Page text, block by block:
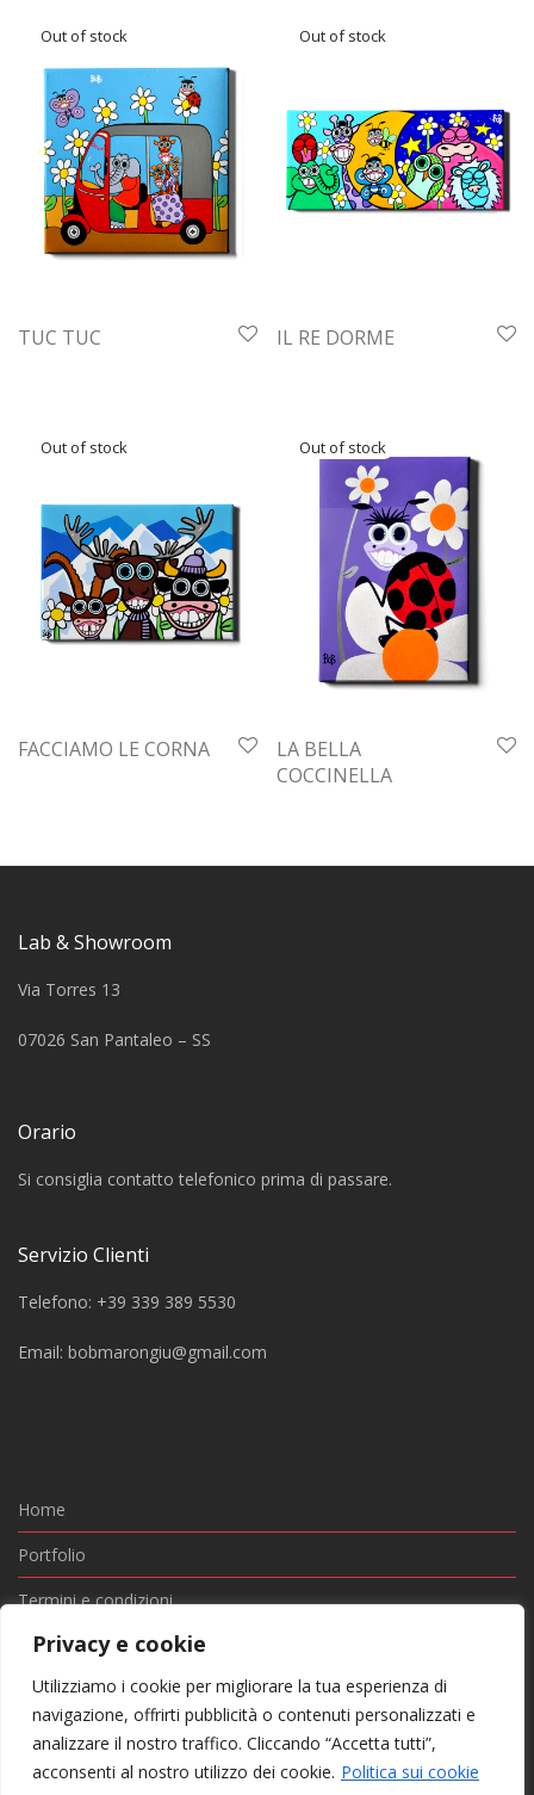
Privacy e cookie
Utilizziamo i cookie per migliorare la tua esperienza di
navigazione, offrirti pubblicità o contenuti personalizzati e
analizzare il nostro traffico. Cliccando “Accetta tutti”,
acconsenti al nostro utilizzo dei cookie. Politica sui cookie
TUC TUC IL RE DORME
FACCIAMO LE CORNA
LA BELLA
COCCINELLA
Lab & Showroom
Via Torres 13
07026 San Pantaleo – SS
Orario
Si consiglia contatto telefonico prima di passare.
Servizio Clienti
Telefono: +39 339 389 5530
Email: bobmarongiu@gmail.com
Home
Portfolio
Termini e condizioni
Privacy e Cookie
Contatti
© BOB & JENNY SRLS - Via San Pietro 40/A, 07021 Arzachena
SS - P. I.: 02985460902